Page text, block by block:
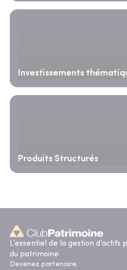
Investissements
Produits Structurés
L’essentiel de la gestion
du patrimoine
Devenez partenaire,